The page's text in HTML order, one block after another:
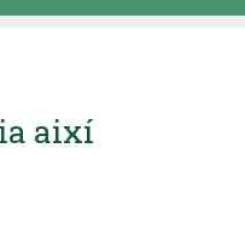
així